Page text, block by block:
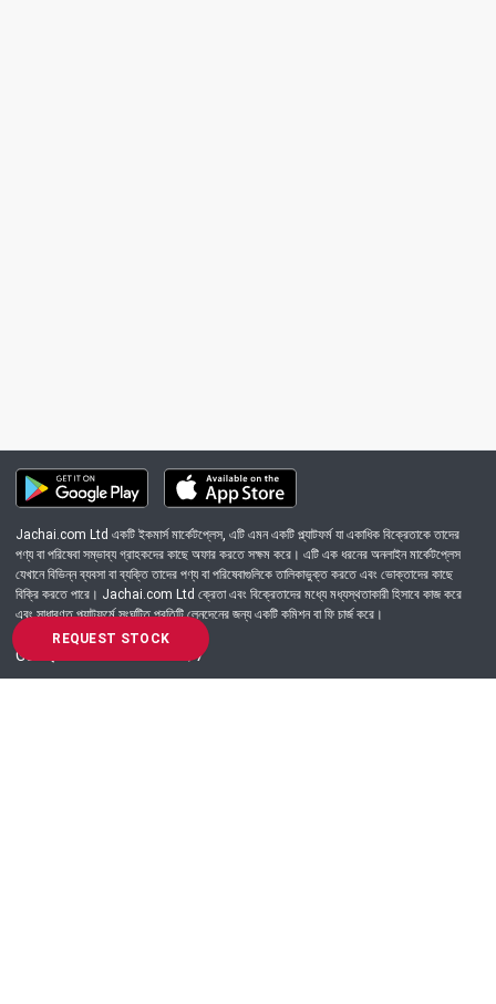
REQUEST STOCK
Jachai.com Ltd একটি ইকমার্স মার্কেটপ্লেস, এটি এমন একটি প্ল্যাটফর্ম যা একাধিক বিক্রেতাকে তাদের
পণ্য বা পরিষেবা সম্ভাব্য গ্রাহকদের কাছে অফার করতে সক্ষম করে। এটি এক ধরনের অনলাইন মার্কেটপ্লেস
যেখানে বিভিন্ন ব্যবসা বা ব্যক্তি তাদের পণ্য বা পরিষেবাগুলিকে তালিকাভুক্ত করতে এবং ভোক্তাদের কাছে
বিক্রি করতে পারে। Jachai.com Ltd ক্রেতা এবং বিক্রেতাদের মধ্যে মধ্যস্থতাকারী হিসাবে কাজ করে
এবং সাধারণত প্ল্যাটফর্মে সংঘটিত প্রতিটি লেনদেনের জন্য একটি কমিশন বা ফি চার্জ করে।
Got Question? Call us 24/7